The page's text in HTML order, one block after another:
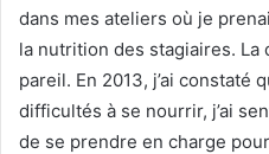
dans mes ateliers où je
la nutrition des stagiaires. La
pareil. En 2013, j’ai constaté
difficultés à se nourrir, j’ai
de se prendre en charge